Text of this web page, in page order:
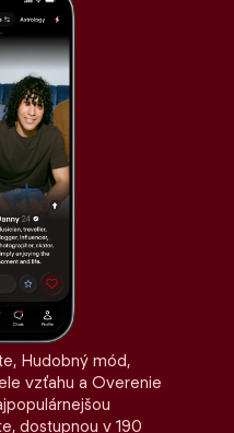
Hudobný mód,
vzťahu a Overenie
dostupnou v 190